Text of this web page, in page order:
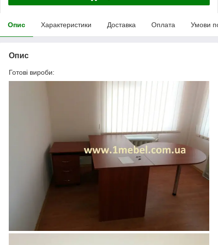
Опис Характеристики Доставка Оплата Умови
Опис
Готові вироби: